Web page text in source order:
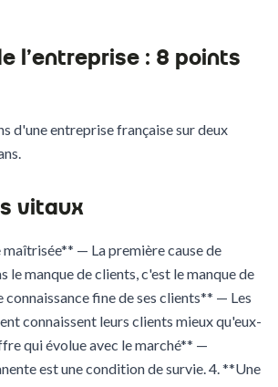
l'entreprise : 8 points
d'une entreprise française sur deux
vitaux
— La première cause de
le manque de clients, c'est le manque de
fine de ses clients** — Les
connaissent leurs clients mieux qu'eux-
qui évolue avec le marché** —
est une condition de survie. 4. **Une